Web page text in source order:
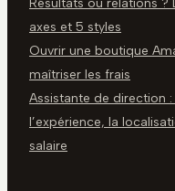
axes et 5 styles
Ouvrir une boutique
maîtriser les frais
Assistante de direction
l’expérience, la
salaire